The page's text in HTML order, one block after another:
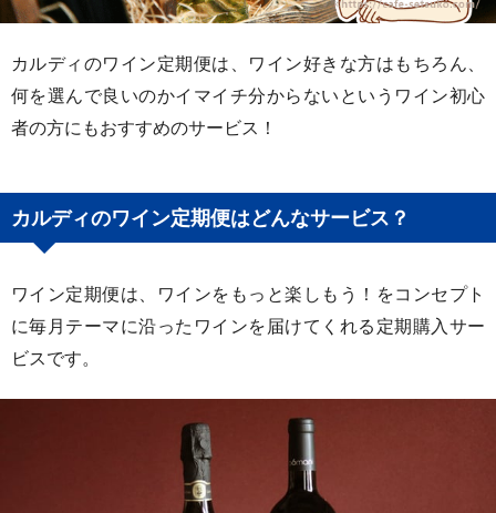
カルディのワイン定期便は、ワイン好きな方はもちろん、
何を選んで良いのかイマイチ分からないというワイン初心
者の方にもおすすめのサービス！
カルディのワイン定期便はどんなサービス？
ワイン定期便は、ワインをもっと楽しもう！をコンセプト
に毎月テーマに沿ったワインを届けてくれる定期購入サー
ビスです。